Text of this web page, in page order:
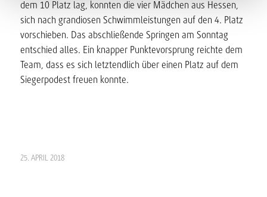
dem 10 Platz lag, konnten die vier Mädchen aus Hessen,
sich nach grandiosen Schwimmleistungen auf den 4. Platz
vorschieben. Das abschließende Springen am Sonntag
entschied alles. Ein knapper Punktevorsprung reichte dem
Team, dass es sich letztendlich über einen Platz auf dem
Siegerpodest freuen konnte.
25. APRIL 2018